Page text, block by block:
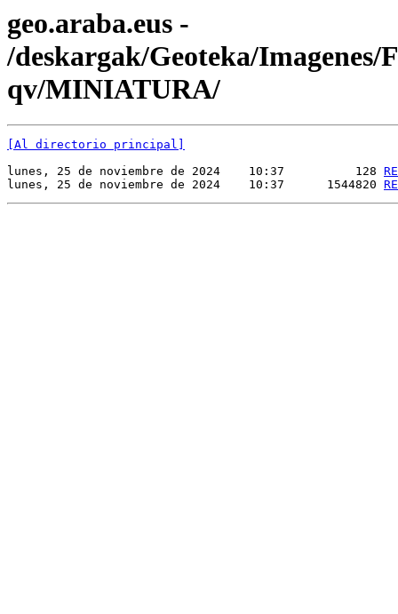
geo.araba.eus -
/deskargak/Geoteka/Imagenes/
qv/MINIATURA/
[Al directorio principal]
lunes, 25 de noviembre de 2024    10:37          128
lunes, 25 de noviembre de 2024    10:37      1544820